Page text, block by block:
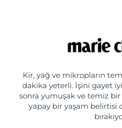
Kir, yağ ve mikropların
dakika yeterli. İşini gayet
sonra yumuşak ve temiz
yapay bir yaşam belirtisi